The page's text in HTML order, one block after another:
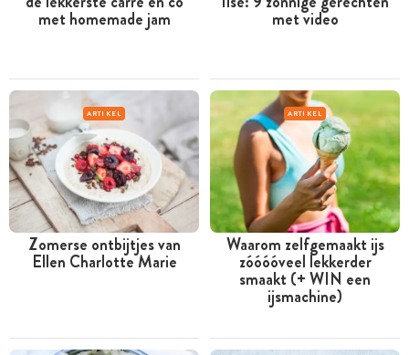
met homemade jam met video
ARTIKEL
Zomerse ontbijtjes van
Ellen Charlotte Marie
ARTIKEL
Waarom zelfgemaakt ijs
zóóóóveel lekkerder
smaakt (+ WIN een
ijsmachine)